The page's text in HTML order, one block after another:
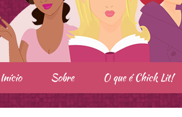
Início Sobre O que é Chick Lit!